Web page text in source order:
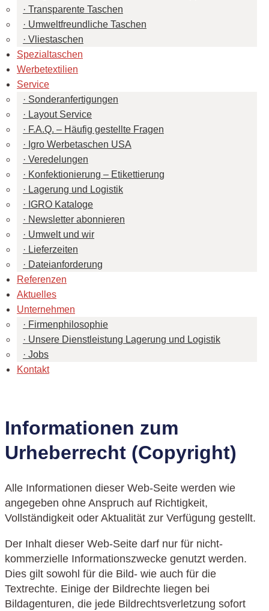
Transparente Taschen
Umweltfreundliche Taschen
Vliestaschen
Spezialtaschen
Werbetextilien
Service
Sonderanfertigungen
Layout Service
F.A.Q. – Häufig gestellte Fragen
Igro Werbetaschen USA
Veredelungen
Konfektionierung – Etikettierung
Lagerung und Logistik
IGRO Kataloge
Newsletter abonnieren
Umwelt und wir
Lieferzeiten
Dateianforderung
Referenzen
Aktuelles
Unternehmen
Firmenphilosophie
Unsere Dienstleistung Lagerung und Logistik
Jobs
Kontakt
Informationen zum
Urheberrecht (Copyright)
Alle Informationen dieser Web-Seite werden wie
angegeben ohne Anspruch auf Richtigkeit,
Vollständigkeit oder Aktualität zur Verfügung gestellt.
Der Inhalt dieser Web-Seite darf nur für nicht-
kommerzielle Informationszwecke genutzt werden.
Dies gilt sowohl für die Bild- wie auch für die
Textrechte. Einige der Bildrechte liegen bei
Bildagenturen, die jede Bildrechtsverletzung sofort